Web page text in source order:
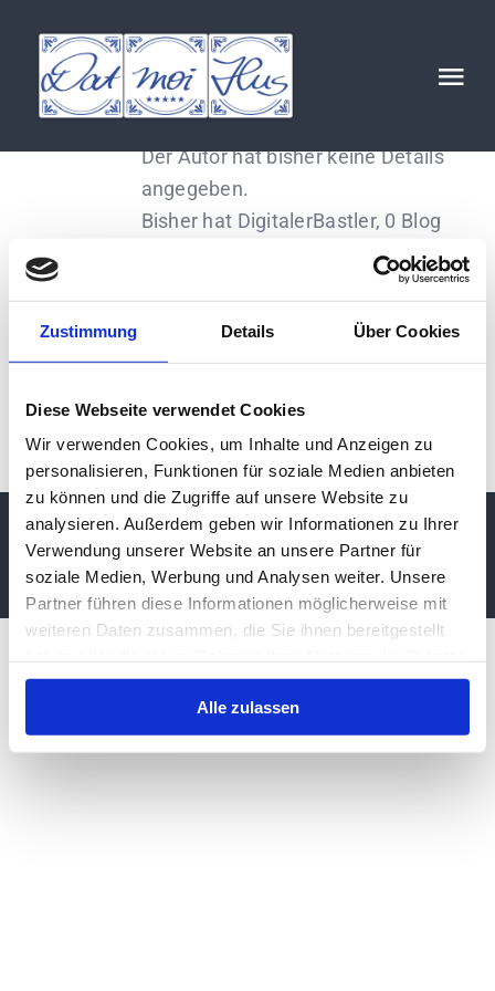
Zustimmung Details Über Cookies
Diese Webseite verwendet Cookies
Wir verwenden Cookies, um Inhalte und Anzeigen zu
personalisieren, Funktionen für soziale Medien anbieten
zu können und die Zugriffe auf unsere Website zu
analysieren. Außerdem geben wir Informationen zu Ihrer
Verwendung unserer Website an unsere Partner für
soziale Medien, Werbung und Analysen weiter. Unsere
Partner führen diese Informationen möglicherweise mit
weiteren Daten zusammen, die Sie ihnen bereitgestellt
gesammelt haben.
Alle zulassen
Inhalt
springen
Start
Unser Konzept
Unser Anspruch
Kontakt
ÜberDigitalerBastler
Der Autor hat bisher keine Details
angegeben.
Bisher hat DigitalerBastler, 0 Blog
© Copyright 2023 - 2026 | Dat Moi Hus
Impressum
Datenschutzerklärung